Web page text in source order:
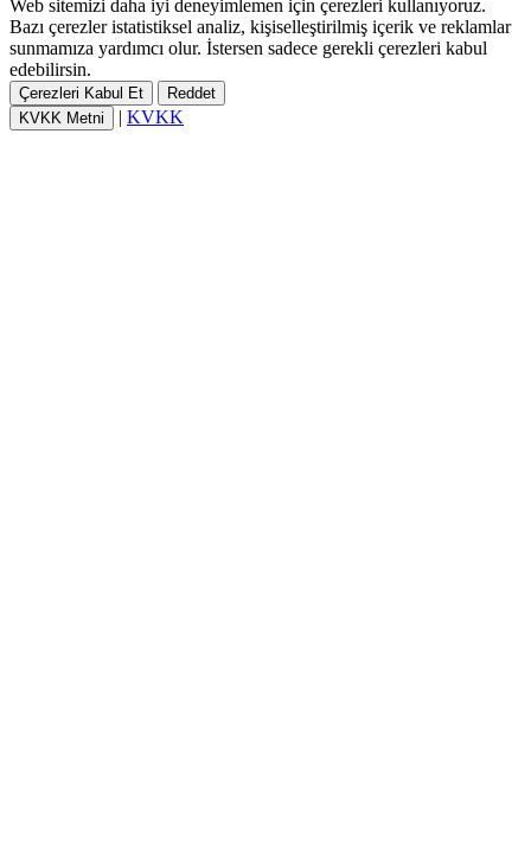
Web sitemizi daha iyi deneyimlemen için çerezleri kullanıyoruz.
Bazı çerezler istatistiksel analiz, kişiselleştirilmiş içerik ve reklamlar
sunmamıza yardımcı olur. İstersen sadece gerekli çerezleri kabul
edebilirsin.
Çerezleri Kabul Et
Reddet
KVKK Metni
| KVKK